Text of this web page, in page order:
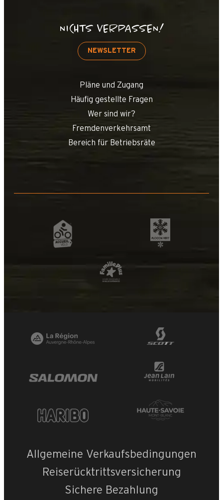
NICHTS VERPASSEN!
NEWSLETTER
Pläne und Zugang
Häufig gestellte Fragen
Wer sind wir?
Fremdenverkehrsamt
Bereich für Betriebsräte
Allgemeine Verkaufsbedingungen
Reiserücktrittsversicherung
Sichere Bezahlung